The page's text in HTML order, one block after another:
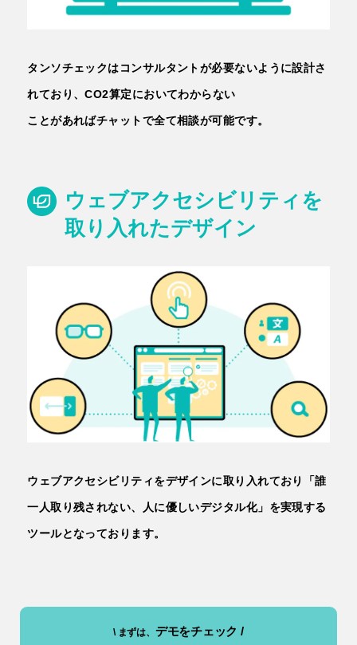
タンソチェックはコンサルタントが必要ないように設計さ
れており、CO2算定においてわからない
ことがあればチャットで全て相談が可能です。
ウェブアクセシビリティを
取り入れたデザイン
ウェブアクセシビリティをデザインに取り入れており「誰
一人取り残されない、人に優しいデジタル化」を実現する
ツールとなっております。
\ まずは、 デモをチェック /